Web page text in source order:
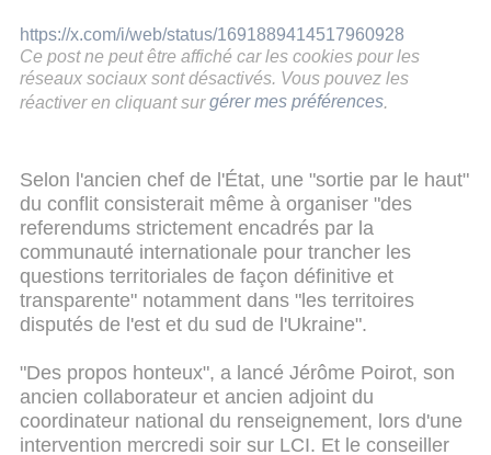
https://x.com/i/web/status/1691889414517960928
Ce post ne peut être affiché car les cookies pour les
réseaux sociaux sont désactivés. Vous pouvez les
réactiver en cliquant sur gérer mes préférences
Selon l'ancien chef de l'État, une "sortie par le haut"
du conflit consisterait même à organiser "des
referendums strictement encadrés par la
communauté internationale pour trancher les
questions territoriales de façon définitive et
transparente" notamment dans "les territoires
disputés de l'est et du sud de l'Ukraine".
"Des propos honteux", a lancé Jérôme Poirot, son
ancien collaborateur et ancien adjoint du
coordinateur national du renseignement, lors d'une
intervention mercredi soir sur LCI. Et le conseiller